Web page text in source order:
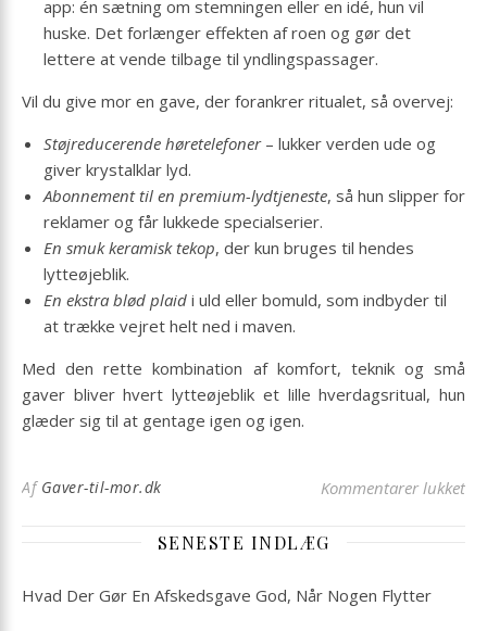
app: én sætning om stemningen eller en idé, hun vil
huske. Det forlænger effekten af roen og gør det
lettere at vende tilbage til yndlingspassager.
Vil du give mor en gave, der forankrer ritualet, så overvej:
Støjreducerende høretelefoner– lukker verden ude og
giver krystalklar lyd.
Abonnement til en premium-lydtjeneste, så hun slipper for
reklamer og får lukkede specialserier.
En smuk keramisk tekop, der kun bruges til hendes
lytteøjeblik.
En ekstra blød plaid i uld eller bomuld, som indbyder til
at trække vejret helt ned i maven.
Med den rette kombination af komfort, teknik og små
gaver bliver hvert lytteøjeblik et lille hverdagsritual, hun
glæder sig til at gentage igen og igen.
Af Gaver-til-mor.dk Kommentarer lukkettil
SENESTE INDLÆG
Hvad Der Gør En Afskedsgave God, Når Nogen Flytter